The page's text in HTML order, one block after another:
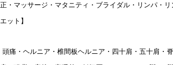
・マッサージ・マタニティ・ブライダル・リンパ・
ット】
痛・ヘルニア・椎間板ヘルニア・四十肩・五十肩・